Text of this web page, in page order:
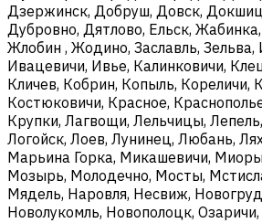
Дзержинск, Добруш, Довск,
Дубровно, Дятлово, Ельск,
Жлобин , Жодино, Заславль, Зельва,
Ивацевичи, Ивье, Калинковичи,
Кличев, Кобрин, Копыль, Кореличи,
Костюковичи, Красное,
Крупки, Лагвощи, Лельчицы,
Логойск, Лоев, Лунинец, Любань,
Марьина Горка, Микашевичи,
Мозырь, Молодечно, Мосты,
Мядель, Наровля, Несвиж,
Новолукомль, Новополоцк,